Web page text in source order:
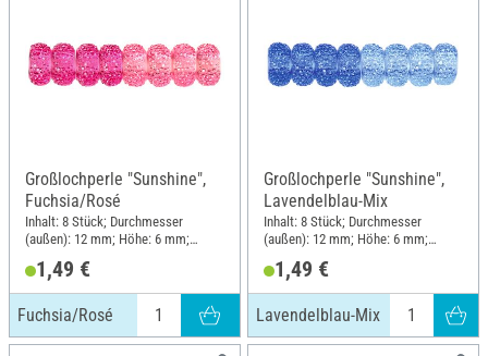
Großlochperle "Sunshine",
Fuchsia/Rosé
Inhalt: 8 Stück; Durchmesser
(außen): 12 mm; Höhe: 6 mm;
1,49 €
Fuchsia/Rosé
Großlochperle "Sunshine",
Lavendelblau-Mix
Inhalt: 8 Stück; Durchmesser
(außen): 12 mm; Höhe: 6 mm;
1,49 €
Lavendelblau-Mix